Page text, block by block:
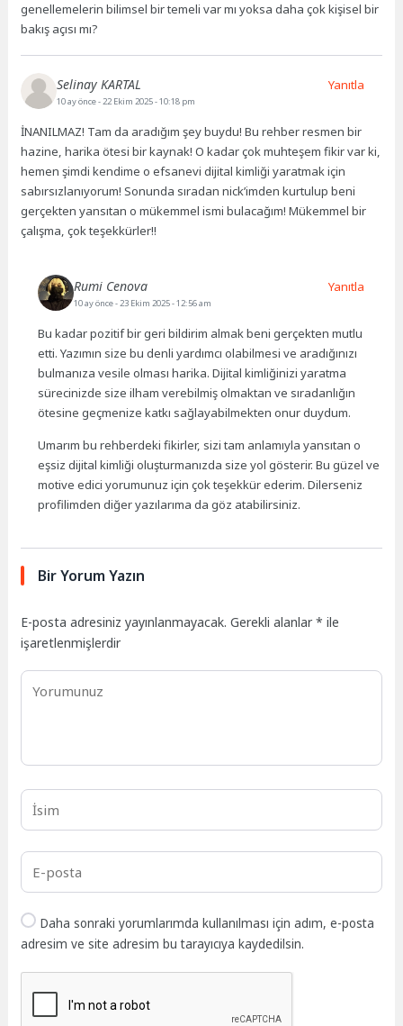
genellemelerin bilimsel bir temeli var mı yoksa daha çok kişisel bir
bakış açısı mı?
Selinay KARTAL
10 ay önce- 22 Ekim 2025 - 10:18 pm
İNANILMAZ! Tam da aradığım şey buydu! Bu rehber resmen bir
hazine, harika ötesi bir kaynak! O kadar çok muhteşem fikir var ki,
hemen şimdi kendime o efsanevi dijital kimliği yaratmak için
sabırsızlanıyorum! Sonunda sıradan nick’imden kurtulup beni
gerçekten yansıtan o mükemmel ismi bulacağım! Mükemmel bir
çalışma, çok teşekkürler!!
Yanıtla
Rumi Cenova
10 ay önce- 23 Ekim 2025 - 12:56 am
Bu kadar pozitif bir geri bildirim almak beni gerçekten mutlu
etti. Yazımın size bu denli yardımcı olabilmesi ve aradığınızı
bulmanıza vesile olması harika. Dijital kimliğinizi yaratma
sürecinizde size ilham verebilmiş olmaktan ve sıradanlığın
ötesine geçmenize katkı sağlayabilmekten onur duydum.
Umarım bu rehberdeki fikirler, sizi tam anlamıyla yansıtan o
eşsiz dijital kimliği oluşturmanızda size yol gösterir. Bu güzel ve
motive edici yorumunuz için çok teşekkür ederim. Dilerseniz
profilimden diğer yazılarıma da göz atabilirsiniz.
Yanıtla
Bir Yorum Yazın
E-posta adresiniz yayınlanmayacak. Gerekli alanlar* ile
işaretlenmişlerdir
Daha sonraki yorumlarımda kullanılması için adım, e-posta
adresim ve site adresim bu tarayıcıya kaydedilsin.